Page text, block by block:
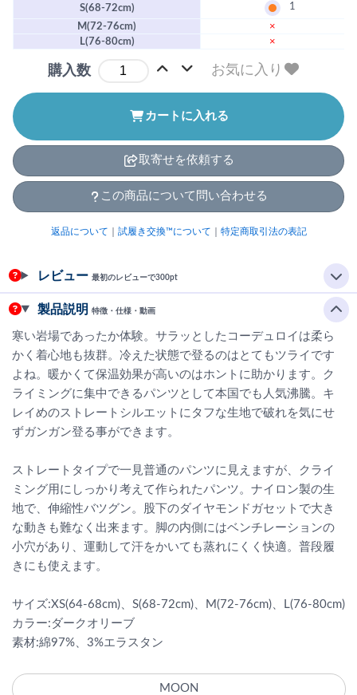
S(68-72cm)
1
M(72-76cm)
×
L(76-80cm)
×
購入数 お気に入り
カートに入れる
取寄せを依頼する
この商品について問い合わせる
返品について 試履き交換™について 特定商取引法の表記
レビュー 最初のレビューで300pt
製品説明 特徴・仕様・動画
寒い岩場であったか体験。サラッとしたコーデュロイは柔ら
かく着心地も抜群。冷えた状態で登るのはとてもツライです
よね。暖かくて保温効果が高いのはホントに助かります。ク
ライミングに集中できるパンツとして本国でも人気沸騰。キ
レイめのストレートシルエットにタフな生地で破れを気にせ
ずガンガン登る事ができます。
ストレートタイプで一見普通のパンツに見えますが、クライ
ミング用にしっかり考えて作られたパンツ。ナイロン製の生
地で、伸縮性バツグン。股下のダイヤモンドガセットで大き
な動きも難なく出来ます。脚の内側にはベンチレーションの
小穴があり、運動して汗をかいても蒸れにくく快適。普段履
きにも使えます。
サイズ:XS(64-68cm)、S(68-72cm)、M(72-76cm)、L(76-80cm)
カラー:ダークオリーブ
素材:綿97%、3%エラスタン
MOON